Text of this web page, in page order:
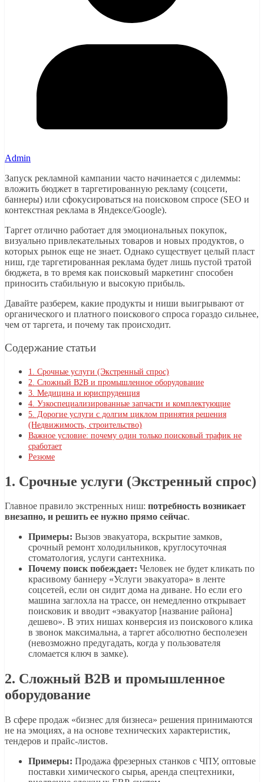
Admin
Запуск рекламной кампании часто начинается с дилеммы:
вложить бюджет в таргетированную рекламу (соцсети,
баннеры) или сфокусироваться на поисковом спросе (SEO и
контекстная реклама в Яндексе/Google).
Таргет отлично работает для эмоциональных покупок,
визуально привлекательных товаров и новых продуктов, о
которых рынок еще не знает. Однако существует целый пласт
ниш, где таргетированная реклама будет лишь пустой тратой
бюджета, в то время как поисковый маркетинг способен
приносить стабильную и высокую прибыль.
Давайте разберем, какие продукты и ниши выигрывают от
органического и платного поискового спроса гораздо сильнее,
чем от таргета, и почему так происходит.
Содержание статьи
1. Срочные услуги (Экстренный спрос)
2. Сложный B2B и промышленное оборудование
3. Медицина и юриспруденция
4. Узкоспециализированные запчасти и комплектующие
5. Дорогие услуги с долгим циклом принятия решения
(Недвижимость, строительство)
Важное условие: почему один только поисковый трафик не
сработает
Резюме
1. Срочные услуги (Экстренный спрос)
Главное правило экстренных ниш: потребность возникает
внезапно, и решить ее нужно прямо сейчас.
Примеры: Вызов эвакуатора, вскрытие замков,
срочный ремонт холодильников, круглосуточная
стоматология, услуги сантехника.
Почему поиск побеждает: Человек не будет кликать по
красивому баннеру «Услуги эвакуатора» в ленте
соцсетей, если он сидит дома на диване. Но если его
машина заглохла на трассе, он немедленно открывает
поисковик и вводит «эвакуатор [название района]
дешево». В этих нишах конверсия из поискового клика
в звонок максимальна, а таргет абсолютно бесполезен
(невозможно предугадать, когда у пользователя
сломается ключ в замке).
2. Сложный B2B и промышленное
оборудование
В сфере продаж «бизнес для бизнеса» решения принимаются
не на эмоциях, а на основе технических характеристик,
тендеров и прайс-листов.
Примеры: Продажа фрезерных станков с ЧПУ, оптовые
поставки химического сырья, аренда спецтехники,